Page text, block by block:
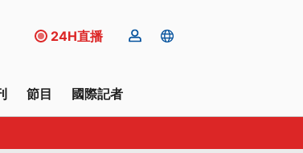
24H直播
節目 國際記者